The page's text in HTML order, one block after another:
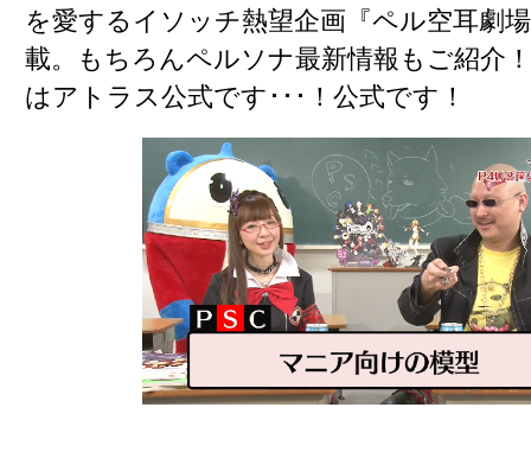
を愛するイソッチ熱望企画 『ペル空耳劇
載。もちろんペルソナ最新情報 もご紹介
は アトラス公式です･･･！公式です！